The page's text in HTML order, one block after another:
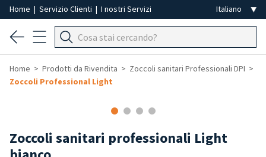
Home | Servizio Clienti | I nostri Servizi
Home Prodotti da Rivendita
Zoccoli sanitari Professionali DPI
Zoccoli Professional Light
Zoccoli sanitari professionali Light